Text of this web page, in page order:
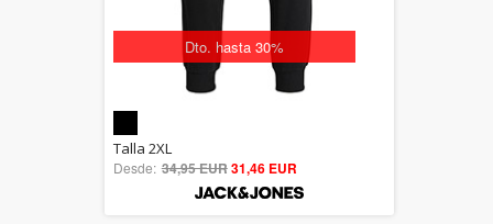
Dto. hasta 30%
out of 5
Talla 2XL
Desde: 34,95 EUR31,46 EUR